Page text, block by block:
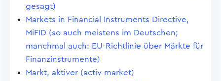
gesagt)
Markets in Financial Instruments Directive,
MiFID (so auch meistens im Deutschen;
manchmal auch: EU-Richtlinie über Märkte für
Finanzinstrumente)
Markt, aktiver (activ market)